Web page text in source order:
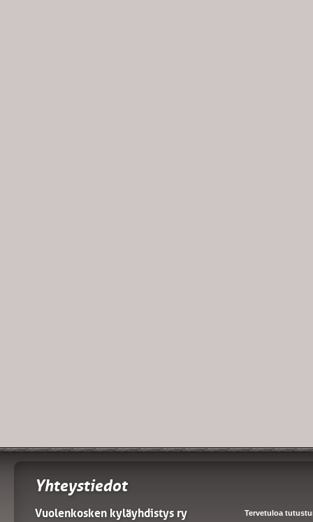
Yhteystiedot
Vuolenkosken kyläyhdistys ry
Tervetuloa